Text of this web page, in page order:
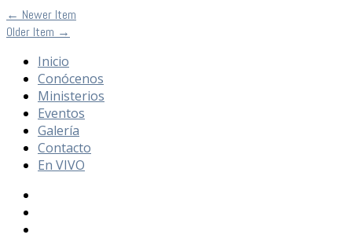
← Newer Item
Older Item →
Inicio
Conócenos
Ministerios
Eventos
Galería
Contacto
En VIVO